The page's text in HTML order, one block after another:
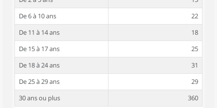
De 6 à 10 ans
22
De 11 à 14 ans
18
De 15 à 17 ans
25
De 18 à 24 ans
31
De 25 à 29 ans
29
30 ans ou plus
360